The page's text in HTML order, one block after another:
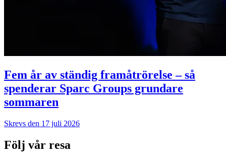
Fem år av ständig framåtrörelse – så
spenderar Sparc Groups grundare
sommaren
Skrevs den 17 juli 2026
Följ vår resa